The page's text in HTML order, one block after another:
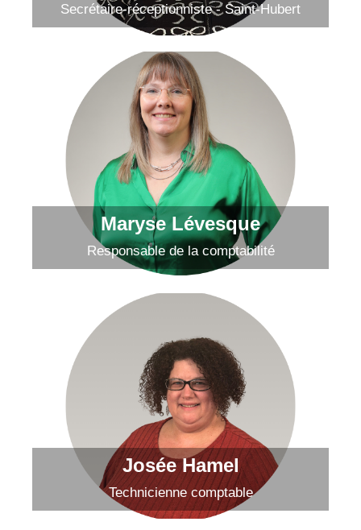
Secrétaire-réceptionniste - Saint-Hubert
Maryse Lévesque
Responsable de la comptabilité
Maryse Lévesque
Envoyer un courriel
Josée Hamel
Technicienne comptable
Josée Hamel
Bienvenue dans l'équipe!
Envoyer un courriel